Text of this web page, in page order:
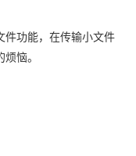
件功能，在传输小文件
恼。